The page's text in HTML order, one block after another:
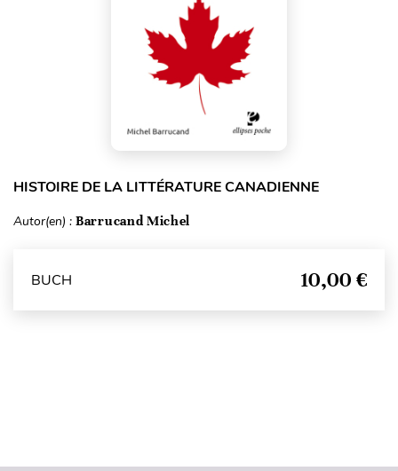
HISTOIRE DE LA LITTÉRATURE CANADIENNE
Autor(en) : Barrucand Michel
BUCH 10,00 €